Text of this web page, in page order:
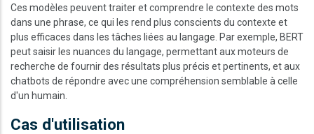
Ces modèles peuvent traiter et comprendre le contexte des mots
dans une phrase, ce qui les rend plus conscients du contexte et
plus efficaces dans les tâches liées au langage. Par exemple, BERT
peut saisir les nuances du langage, permettant aux moteurs de
recherche de fournir des résultats plus précis et pertinents, et aux
chatbots de répondre avec une compréhension semblable à celle
d'un humain.
Cas d'utilisation